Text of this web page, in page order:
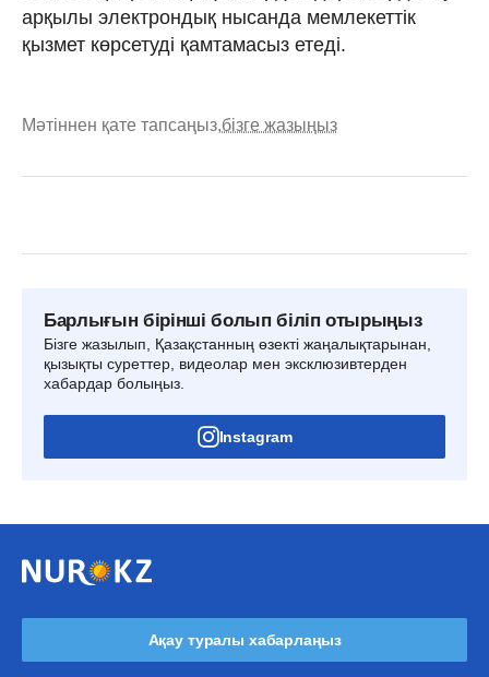
арқылы электрондық нысанда мемлекеттік
қызмет көрсетуді қамтамасыз етеді.
Мәтіннен қате тапсаңыз,бізге жазыңыз
Барлығын бірінші болып біліп отырыңыз
Бізге жазылып, Қазақстанның өзекті жаңалықтарынан,
қызықты суреттер, видеолар мен эксклюзивтерден
хабардар болыңыз.
Instagram
Ақау туралы хабарлаңыз